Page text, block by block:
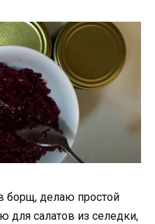
борщ, делаю простой
для салатов из селедки,